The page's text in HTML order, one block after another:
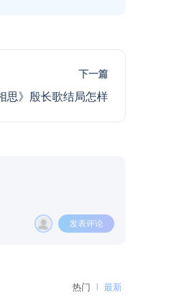
下一篇
思》殷长歌结局怎样
发表评论
热门 最新